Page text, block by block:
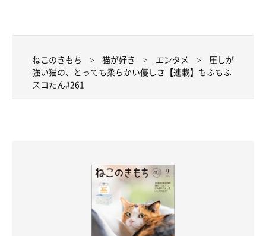
ねこのきもち 猫が好き エンタメ
圧しが
強い猫の、とっても柔らかい優しさ【連載】もふもふ
スコたん#261